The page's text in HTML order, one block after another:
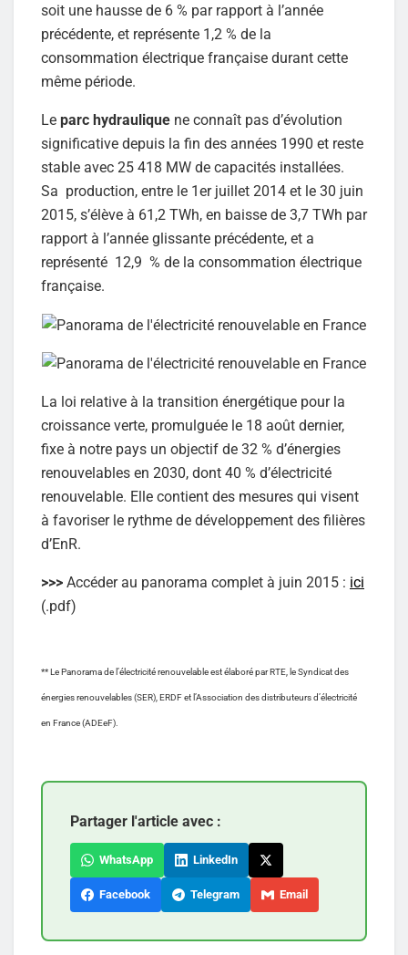
soit une hausse de 6 % par rapport à l’année
précédente, et représente 1,2 % de la
consommation électrique française durant cette
même période.
Le parc hydraulique ne connaît pas d’évolution
significative depuis la fin des années 1990 et reste
stable avec 25 418 MW de capacités installées.
Sa production, entre le 1er juillet 2014 et le 30 juin
2015, s’élève à 61,2 TWh, en baisse de 3,7 TWh par
rapport à l’année glissante précédente, et a
représenté 12,9 % de la consommation électrique
française.
La loi relative à la transition énergétique pour la
croissance verte, promulguée le 18 août dernier,
fixe à notre pays un objectif de 32 % d’énergies
renouvelables en 2030, dont 40 % d’électricité
renouvelable. Elle contient des mesures qui visent
à favoriser le rythme de développement des filières
d’EnR.
>>> Accéder au panorama complet à juin 2015 : ici
(.pdf)
** Le Panorama de l’électricité renouvelable est élaboré par RTE, le Syndicat des
énergies renouvelables (SER), ERDF et l’Association des distributeurs d’électricité
en France (ADEeF).
Partager l'article avec :
WhatsApp LinkedIn
Facebook Telegram Email